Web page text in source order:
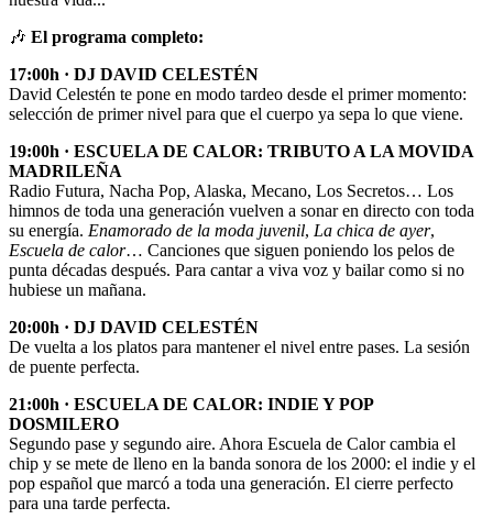
🎶 El programa completo:
17:00h · DJ DAVID CELESTÉN
David Celestén te pone en modo tardeo desde el primer momento:
selección de primer nivel para que el cuerpo ya sepa lo que viene.
19:00h · ESCUELA DE CALOR: TRIBUTO A LA MOVIDA
MADRILEÑA
Radio Futura, Nacha Pop, Alaska, Mecano, Los Secretos… Los
himnos de toda una generación vuelven a sonar en directo con toda
su energía. Enamorado de la moda juvenil, La chica de ayer,
Escuela de calor… Canciones que siguen poniendo los pelos de
punta décadas después. Para cantar a viva voz y bailar como si no
hubiese un mañana.
20:00h · DJ DAVID CELESTÉN
De vuelta a los platos para mantener el nivel entre pases. La sesión
de puente perfecta.
21:00h · ESCUELA DE CALOR: INDIE Y POP
DOSMILERO
Segundo pase y segundo aire. Ahora Escuela de Calor cambia el
chip y se mete de lleno en la banda sonora de los 2000: el indie y el
pop español que marcó a toda una generación. El cierre perfecto
para una tarde perfecta.